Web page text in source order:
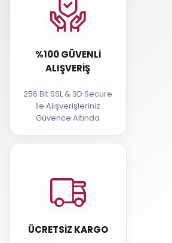
%100 GÜVENLI
ALIŞVERIŞ
256 Bit SSL & 3D Secure
İle Alışverişleriniz
Güvence Altında
ÜCRETSIZ KARGO